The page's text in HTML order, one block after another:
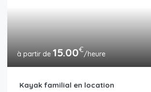
15.00€/heure
Kayak familial en location